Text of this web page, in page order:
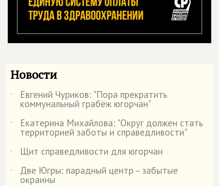
Новости
˙ Евгений Чуриков: "Пора прекратить
коммунальный грабёж югорчан"
˙
Екатерина Михайлова: "Округ должен стать
территорией заботы и справедливости"
˙
Щит справедливости для югорчан
˙
Две Югры: парадный центр – забытые
окраины